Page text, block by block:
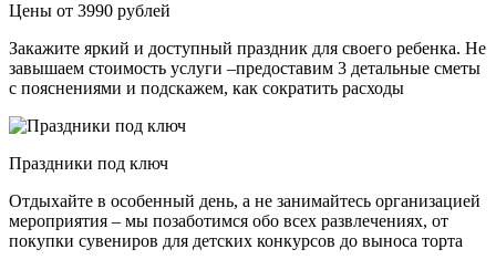
Цены от 3990 рублей
Закажите яркий и доступный праздник для своего ребенка. Не
завышаем стоимость услуги –предоставим 3 детальные сметы
с пояснениями и подскажем, как сократить расходы
Праздники под ключ
Отдыхайте в особенный день, а не занимайтесь организацией
мероприятия – мы позаботимся обо всех развлечениях, от
покупки сувениров для детских конкурсов до выноса торта